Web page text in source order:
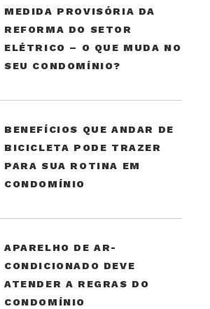
MEDIDA PROVISÓRIA DA
REFORMA DO SETOR
ELÉTRICO – O QUE MUDA NO
SEU CONDOMÍNIO?
BENEFÍCIOS QUE ANDAR DE
BICICLETA PODE TRAZER
PARA SUA ROTINA EM
CONDOMÍNIO
APARELHO DE AR-
CONDICIONADO DEVE
ATENDER A REGRAS DO
CONDOMÍNIO